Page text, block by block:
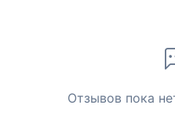
Отзывов пока